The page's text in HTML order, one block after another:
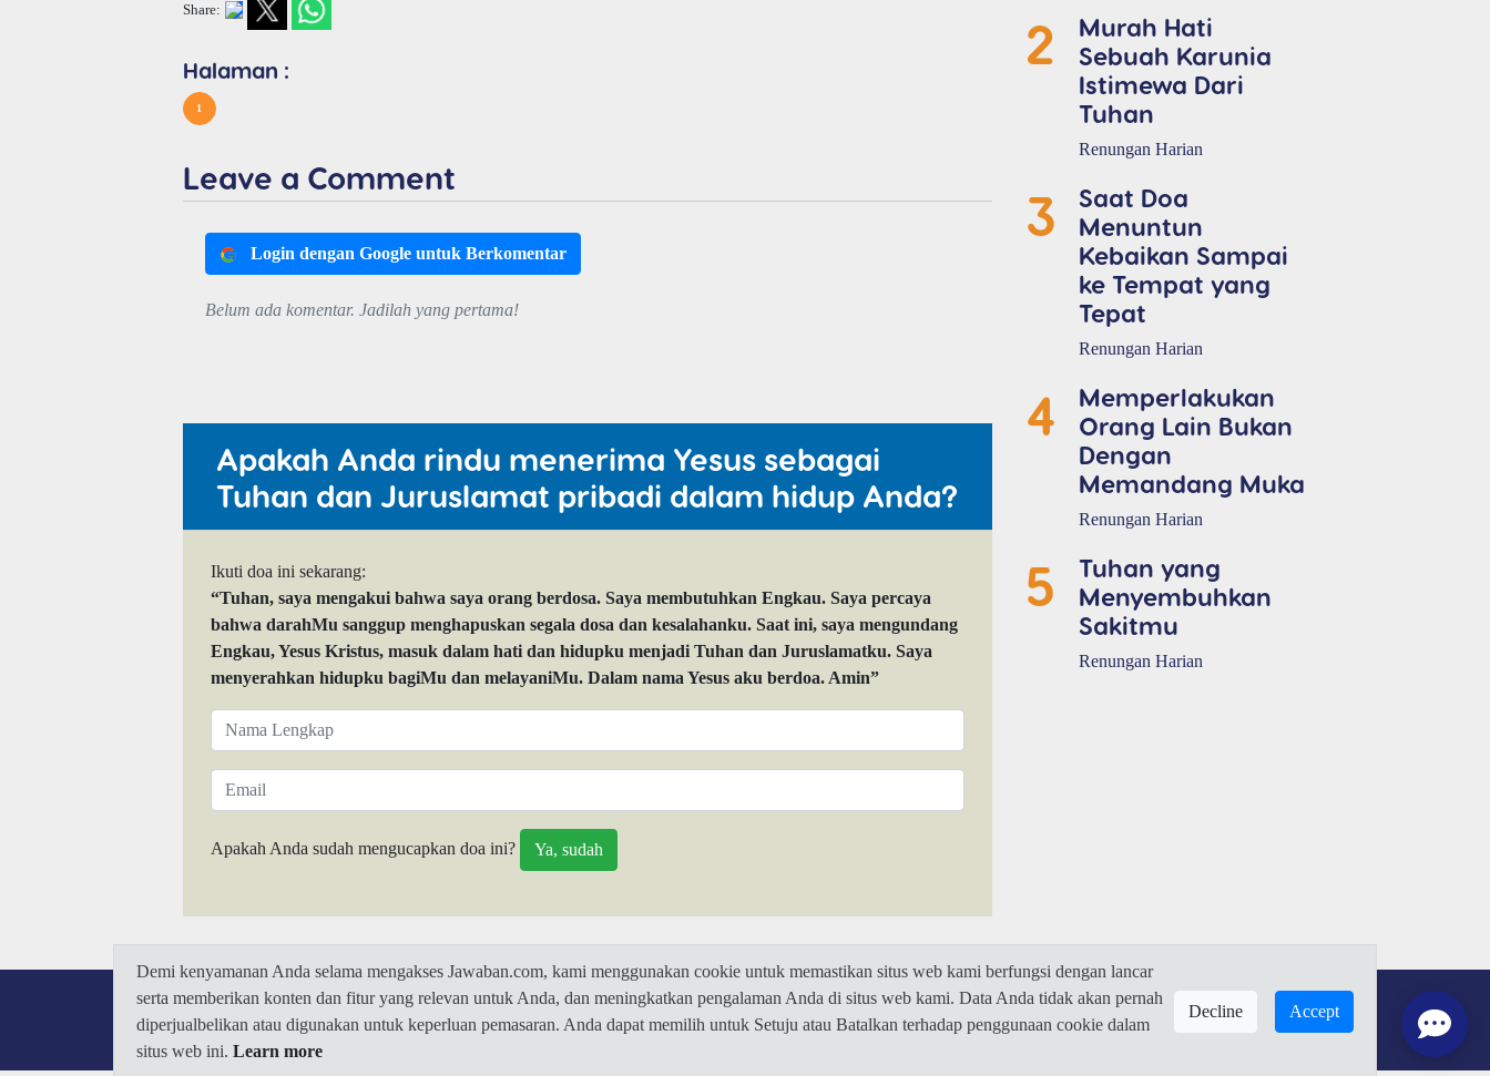
Share:
Halaman :
1
Leave a Comment
Login dengan Google untuk Berkomentar
Belum ada komentar. Jadilah yang pertama!
Apakah Anda rindu menerima Yesus sebagai
Tuhan dan Juruslamat pribadi dalam hidup Anda?
Ikuti doa ini sekarang:
“Tuhan, saya mengakui bahwa saya orang berdosa. Saya membutuhkan Engkau. Saya percaya
bahwa darahMu sanggup menghapuskan segala dosa dan kesalahanku. Saat ini, saya mengundang
Engkau, Yesus Kristus, masuk dalam hati dan hidupku menjadi Tuhan dan Juruslamatku. Saya
menyerahkan hidupku bagiMu dan melayaniMu. Dalam nama Yesus aku berdoa. Amin”
Apakah Anda sudah mengucapkan doa ini?
2
Murah Hati
Sebuah Karunia
Istimewa Dari
Tuhan
Renungan Harian
3
Saat Doa
Menuntun
Kebaikan Sampai
ke Tempat yang
Tepat
Renungan Harian
4
Memperlakukan
Orang Lain Bukan
Dengan
Memandang Muka
Renungan Harian
5
Tuhan yang
Menyembuhkan
Sakitmu
Renungan Harian
Demi kenyamanan Anda selama mengakses Jawaban.com, kami menggunakan cookie untuk memastikan situs web kami berfungsi dengan lancar
serta memberikan konten dan fitur yang relevan untuk Anda, dan meningkatkan pengalaman Anda di situs web kami. Data Anda tidak akan pernah
diperjualbelikan atau digunakan untuk keperluan pemasaran. Anda dapat memilih untuk Setuju atau Batalkan terhadap penggunaan cookie dalam
situs web ini. Learn more
Decline Accept
© 2026 Jawaban.com -Privacy Policy